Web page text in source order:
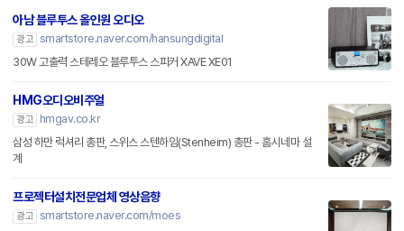
아남 블루투스 올인원 오디오
광고 smartstore.naver.com/hansungdigital
30W 고출력 스테레오 블루투스 스피커 XAVE XE01
HMG오디오비주얼
광고
hmgav.co.kr
삼성 하만 럭셔리 총판, 스위스 스텐하임(Stenheim) 총판 - 홈시네마 설
계
프로젝터설치전문업체 영상음향
광고 smartstore.naver.com/moes